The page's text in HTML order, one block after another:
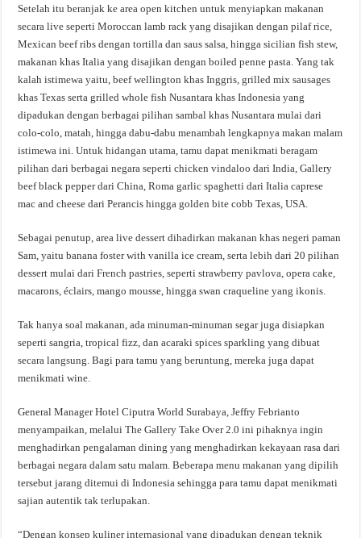
Setelah itu beranjak ke area open kitchen untuk menyiapkan makanan
secara live seperti Moroccan lamb rack yang disajikan dengan pilaf rice,
Mexican beef ribs dengan tortilla dan saus salsa, hingga sicilian fish stew,
makanan khas Italia yang disajikan dengan boiled penne pasta. Yang tak
kalah istimewa yaitu, beef wellington khas Inggris, grilled mix sausages
khas Texas serta grilled whole fish Nusantara khas Indonesia yang
dipadukan dengan berbagai pilihan sambal khas Nusantara mulai dari
colo-colo, matah, hingga dabu-dabu menambah lengkapnya makan malam
istimewa ini. Untuk hidangan utama, tamu dapat menikmati beragam
pilihan dari berbagai negara seperti chicken vindaloo dari India, Gallery
beef black pepper dari China, Roma garlic spaghetti dari Italia caprese
mac and cheese dari Perancis hingga golden bite cobb Texas, USA.
Sebagai penutup, area live dessert dihadirkan makanan khas negeri paman
Sam, yaitu banana foster with vanilla ice cream, serta lebih dari 20 pilihan
dessert mulai dari French pastries, seperti strawberry pavlova, opera cake,
macarons, éclairs, mango mousse, hingga swan craqueline yang ikonis.
Tak hanya soal makanan, ada minuman-minuman segar juga disiapkan
seperti sangria, tropical fizz, dan acaraki spices sparkling yang dibuat
secara langsung. Bagi para tamu yang beruntung, mereka juga dapat
menikmati wine.
General Manager Hotel Ciputra World Surabaya, Jeffry Febrianto
menyampaikan, melalui The Gallery Take Over 2.0 ini pihaknya ingin
menghadirkan pengalaman dining yang menghadirkan kekayaan rasa dari
berbagai negara dalam satu malam. Beberapa menu makanan yang dipilih
tersebut jarang ditemui di Indonesia sehingga para tamu dapat menikmati
sajian autentik tak terlupakan.
“Dengan konsep kuliner internasional yang dipadukan dengan teknik